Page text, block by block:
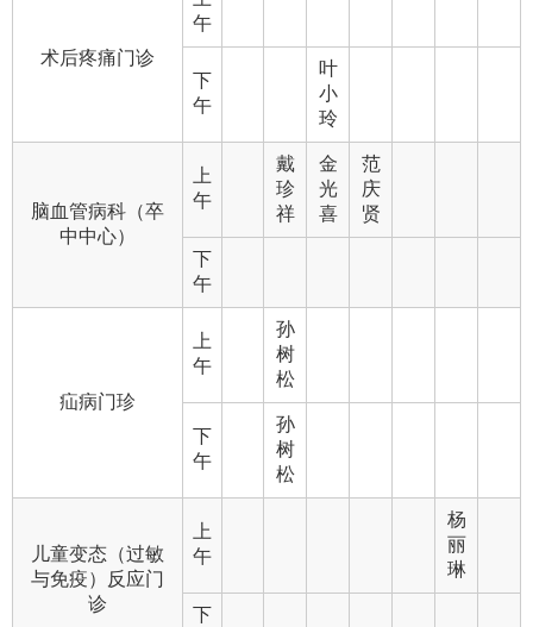
术后疼痛门诊
午
下
午
叶
小
玲
脑血管病科（卒
中中心）
上
午
戴
珍
祥
金
光
喜
范
庆
贤
下
午
疝病门珍
上
午
孙
树
松
下
午
孙
树
松
儿童变态（过敏
与免疫）反应门
诊
上
午
杨
丽
琳
下